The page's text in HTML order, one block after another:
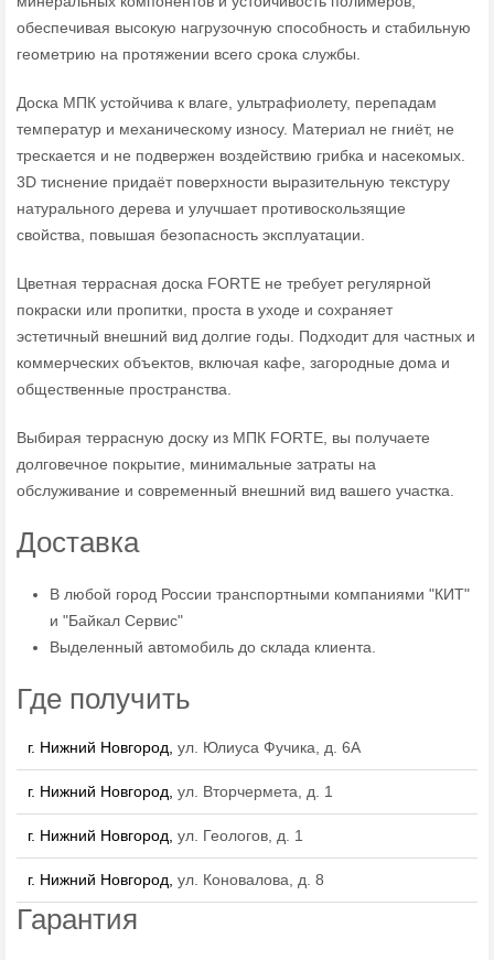
обеспечивая высокую нагрузочную способность и стабильную
геометрию на протяжении всего срока службы.
Доска МПК устойчива к влаге, ультрафиолету, перепадам
температур и механическому износу. Материал не гниёт, не
трескается и не подвержен воздействию грибка и насекомых.
3D тиснение придаёт поверхности выразительную текстуру
натурального дерева и улучшает противоскользящие
свойства, повышая безопасность эксплуатации.
Цветная террасная доска FORTE не требует регулярной
покраски или пропитки, проста в уходе и сохраняет
эстетичный внешний вид долгие годы. Подходит для частных и
коммерческих объектов, включая кафе, загородные дома и
общественные пространства.
Выбирая террасную доску из МПК FORTE, вы получаете
долговечное покрытие, минимальные затраты на
обслуживание и современный внешний вид вашего участка.
Доставка
В любой город России транспортными компаниями "КИТ"
и "Байкал Сервис"
Выделенный автомобиль до склада клиента.
Где получить
г. Нижний Новгород, ул. Юлиуса Фучика, д. 6А
г. Нижний Новгород, ул. Вторчермета, д. 1
г. Нижний Новгород, ул. Геологов, д. 1
г. Нижний Новгород, ул. Коновалова, д. 8
Гарантия